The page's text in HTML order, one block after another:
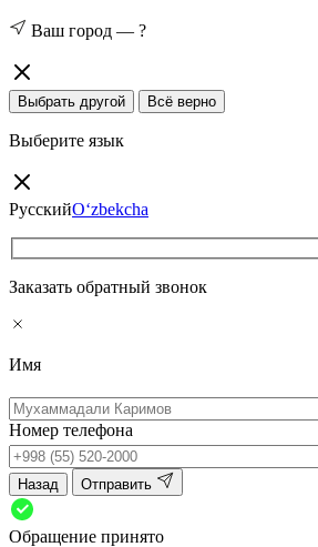
Ваш город — ?
Выбрать другой Всё верно
Выберите язык
РусскийO‘zbekcha
Заказать обратный звонок
Имя
Номер телефона
Назад Отправить
Обращение принято